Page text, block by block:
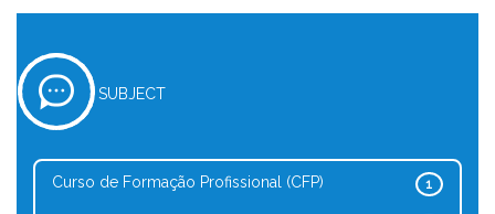
SUBJECT
1
Curso de Formação Profissional (CFP)